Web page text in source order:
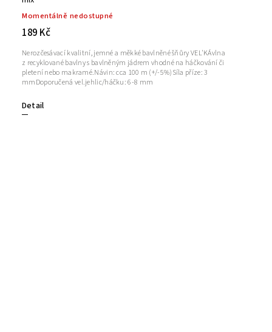
Momentálně nedostupné
189 Kč
Detail
Nerozčesávací kvalitní, jemné a měkké bavlněné šňůry VEL'KÁvlna
z recyklované bavlny s bavlněným jádrem vhodné na háčkování či
pletení nebo makramé.Návin: cca 100 m (+/-5%)Síla příze: 3
mmDoporučená vel.jehlic/háčku: 6-8 mm